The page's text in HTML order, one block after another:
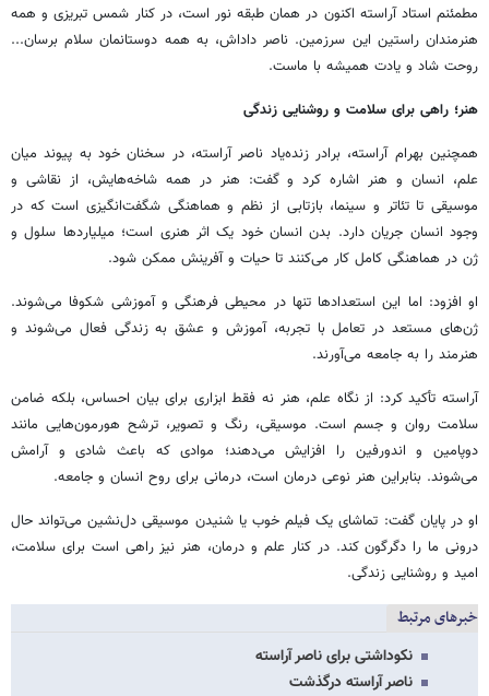
مطمئنم استاد آراسته اکنون در همان طبقه‌ نور است، در کنار شمس تبریزی و همه‌
هنرمندان راستین این سرزمین. ناصر داداش، به همه دوستانمان سلام برسان...
روحت شاد و یادت همیشه با ماست.
هنر؛ راهی برای سلامت و روشنایی زندگی
همچنین بهرام آراسته، برادر زنده‌یاد ناصر آراسته، در سخنان خود به پیوند میان
علم، انسان و هنر اشاره کرد و گفت: هنر در همه شاخه‌هایش، از نقاشی و
موسیقی تا تئاتر و سینما، بازتابی از نظم و هماهنگی شگفت‌انگیزی است که در
وجود انسان جریان دارد. بدن انسان خود یک اثر هنری است؛ میلیاردها سلول و
ژن در هماهنگی کامل کار می‌کنند تا حیات و آفرینش ممکن شود.
او افزود: اما این استعدادها تنها در محیطی فرهنگی و آموزشی شکوفا می‌شوند.
ژن‌های مستعد در تعامل با تجربه، آموزش و عشق به زندگی فعال می‌شوند و
هنرمند را به جامعه می‌آورند.
آراسته تأکید کرد: از نگاه علم، هنر نه فقط ابزاری برای بیان احساس، بلکه ضامن
سلامت روان و جسم است. موسیقی، رنگ و تصویر، ترشح هورمون‌هایی مانند
دوپامین و اندورفین را افزایش می‌دهند؛ موادی که باعث شادی و آرامش
می‌شوند. بنابراین هنر نوعی درمان است، درمانی برای روح انسان و جامعه.
او در پایان گفت: تماشای یک فیلم خوب یا شنیدن موسیقی دل‌نشین می‌تواند حال
درونی ما را دگرگون کند. در کنار علم و درمان، هنر نیز راهی است برای سلامت،
امید و روشنایی زندگی.
خبرهای مرتبط
نکوداشتی برای ناصر آراسته
ناصر آراسته درگذشت